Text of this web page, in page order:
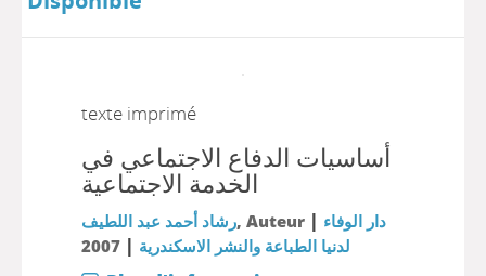
texte imprimé
أساسيات الدفاع الاجتماعي في
الخدمة الاجتماعية
رشاد أحمد عبد اللطيف, Auteur | دار الوفاء
لدنيا الطباعة والنشر الاسكندرية |
2007